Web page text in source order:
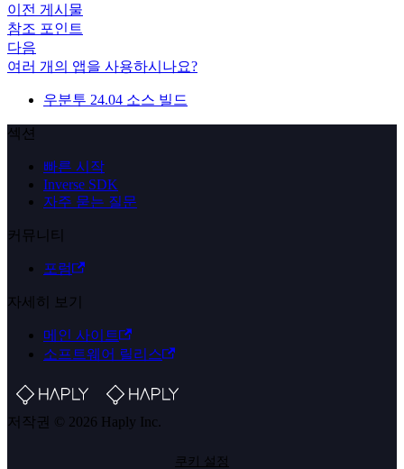
이전 게시물
참조 포인트
다음
여러 개의 앱을 사용하시나요?
우분투 24.04 소스 빌드
섹션
빠른 시작
Inverse SDK
자주 묻는 질문
커뮤니티
포럼
자세히 보기
메인 사이트
소프트웨어 릴리스
저작권 © 2026 Haply Inc.
쿠키 설정